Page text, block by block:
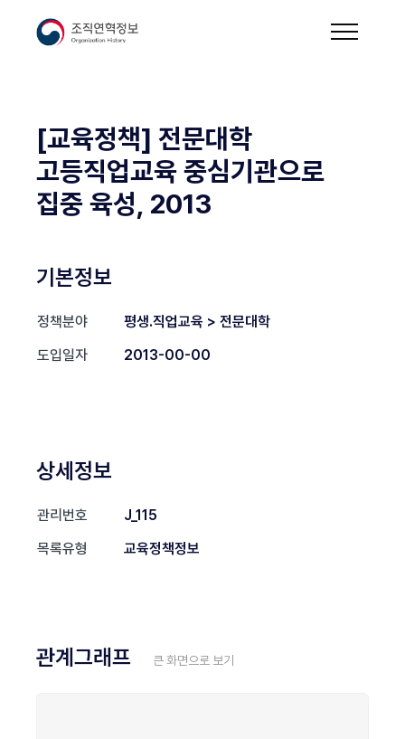
[교육정책] 전문대학
고등직업교육 중심기관으로
집중 육성, 2013
기본정보
정책분야
평생.직업교육 > 전문대학
도입일자
2013-00-00
상세정보
관리번호
J_115
목록유형
교육정책정보
관계그래프 큰 화면으로 보기